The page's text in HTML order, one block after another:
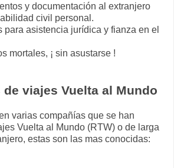
y documentación al extranjero
civil personal.
para asistencia jurídica y fianza en el
mortales, ¡ sin asustarse !
viajes Vuelta al Mundo
varias compañías que se han
Vuelta al Mundo (RTW) o de larga
estas son las mas conocidas: